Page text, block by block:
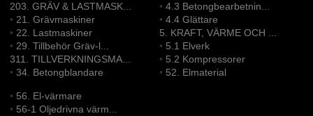
203. GRÄV & LASTMASK...
• 21. Grävmaskiner
• 22. Lastmaskiner
• 29. Tillbehör Gräv-l...
311. TILLVERKNINGSMA...
•34. Betongblandare
•4.3 Betongbearbetnin...
•4.4 Glättare
5. KRAFT, VÄRME OCH ...
• 5.1 Elverk
• 5.2 Kompressorer
• 52. Elmaterial
• 56. El-värmare
• 56-1 Oljedrivna värm...